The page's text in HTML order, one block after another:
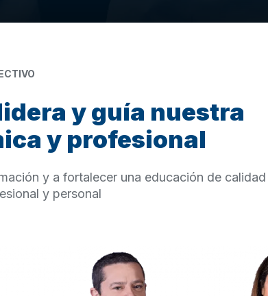
y guía nuestra
y profesional
y a fortalecer una educación de calidad
y personal